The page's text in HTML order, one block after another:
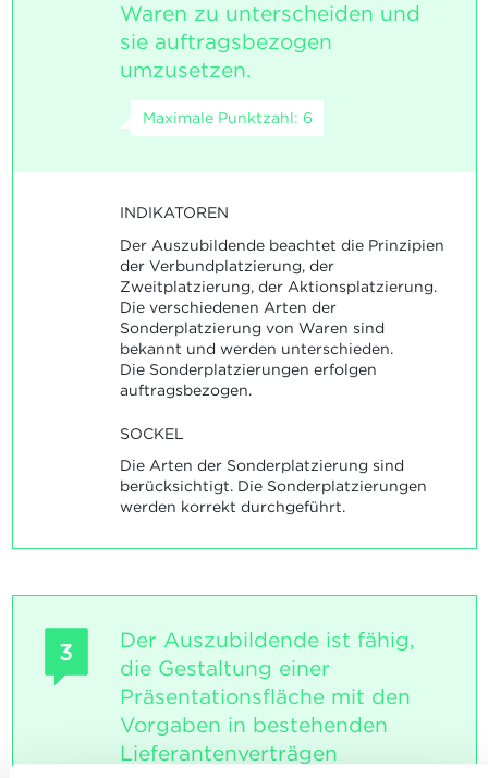
Waren zu unterscheiden und
sie auftragsbezogen
umzusetzen.
Maximale Punktzahl: 6
INDIKATOREN
Der Auszubildende beachtet die Prinzipien
der Verbundplatzierung, der
Zweitplatzierung, der Aktionsplatzierung.
Die verschiedenen Arten der
Sonderplatzierung von Waren sind
bekannt und werden unterschieden.
Die Sonderplatzierungen erfolgen
auftragsbezogen.
SOCKEL
Die Arten der Sonderplatzierung sind
berücksichtigt. Die Sonderplatzierungen
werden korrekt durchgeführt.
3
Der Auszubildende ist fähig,
die Gestaltung einer
Präsentationsfläche mit den
Vorgaben in bestehenden
Lieferantenverträgen